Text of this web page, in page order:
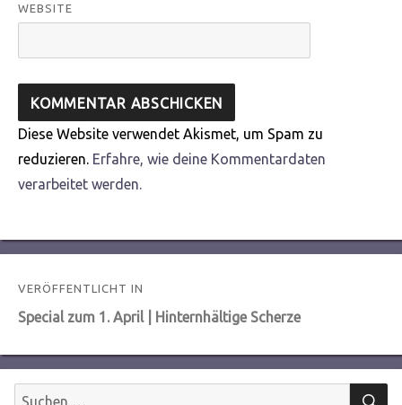
WEBSITE
Diese Website verwendet Akismet, um Spam zu
reduzieren. Erfahre, wie deine Kommentardaten
verarbeitet werden.
Beitragsnavigation
VERÖFFENTLICHT IN
Special zum 1. April | Hinternhältige Scherze
Suchen